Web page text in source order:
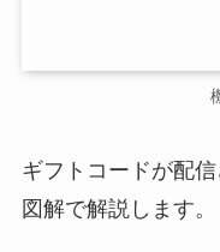
ギフトコードが配
図解で解説します。